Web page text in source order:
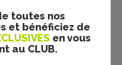
toutes nos
et bénéficiez de
en vous
au CLUB.